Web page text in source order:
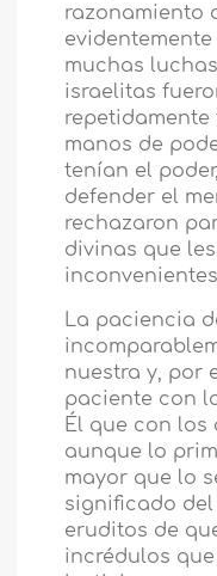
razonamiento
muchas
israelitas
manos de
tenían el
defender el
rechazaron
divinas que
inconvenientes
La paciencia
nuestra y, por
paciente con
Él que con los
aunque lo
mayor que lo
significado
eruditos de
incrédulos